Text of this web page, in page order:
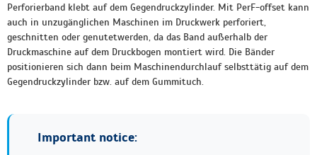
Perforierband klebt auf dem Gegendruckzylinder. Mit PerF-offset kann
auch in unzugänglichen Maschinen im Druckwerk perforiert,
geschnitten oder genutetwerden, da das Band außerhalb der
Druckmaschine auf dem Druckbogen montiert wird. Die Bänder
positionieren sich dann beim Maschinendurchlauf selbsttätig auf dem
Gegendruckzylinder bzw. auf dem Gummituch.
Important notice: